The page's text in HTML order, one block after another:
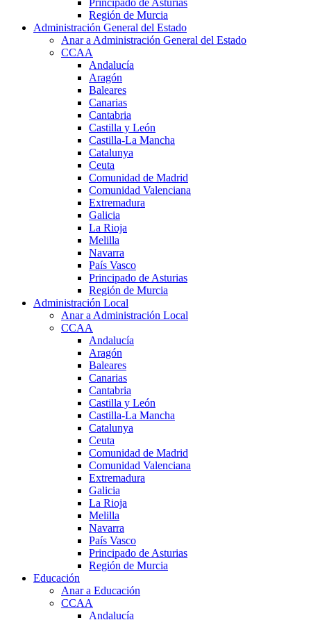
Región de Murcia
Administración General del Estado
Anar a Administración General del Estado
CCAA
Andalucía
Aragón
Baleares
Canarias
Cantabria
Castilla y León
Castilla-La Mancha
Catalunya
Ceuta
Comunidad de Madrid
Comunidad Valenciana
Extremadura
Galicia
La Rioja
Melilla
Navarra
País Vasco
Principado de Asturias
Región de Murcia
Administración Local
Anar a Administración Local
CCAA
Andalucía
Aragón
Baleares
Canarias
Cantabria
Castilla y León
Castilla-La Mancha
Catalunya
Ceuta
Comunidad de Madrid
Comunidad Valenciana
Extremadura
Galicia
La Rioja
Melilla
Navarra
País Vasco
Principado de Asturias
Región de Murcia
Educación
Anar a Educación
CCAA
Andalucía